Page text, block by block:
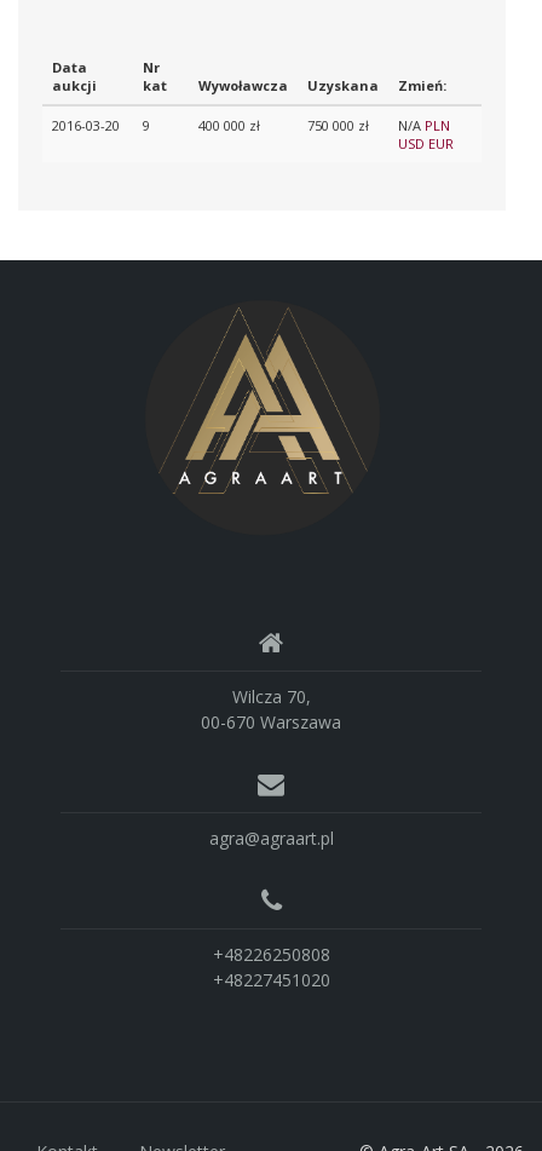
Data
aukcji
Nr
kat
Wywoławcza Uzyskana Zmień:
2016-03-20 9 400 000 zł 750 000 zł N/A PLN
USD EUR
Wilcza 70,
00-670 Warszawa
agra@agraart.pl
+48226250808
+48227451020